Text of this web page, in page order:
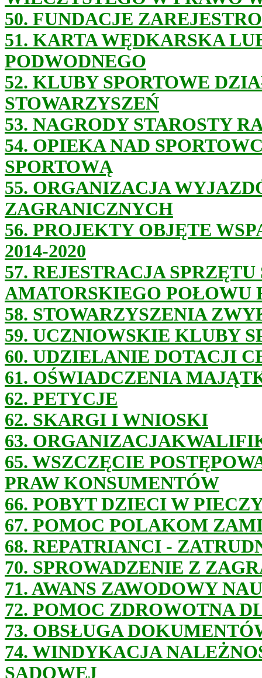
50. FUNDACJE
51. KARTA WĘDKARSKA
PODWODNEGO
52. KLUBY SPORTOWE
STOWARZYSZEŃ
53. NAGRODY STAROSTY
54. OPIEKA NAD
SPORTOWĄ
55. ORGANIZACJA
ZAGRANICZNYCH
56. PROJEKTY OBJĘTE
2014-2020
57. REJESTRACJA
AMATORSKIEGO POŁOWU
58. STOWARZYSZENIA
59. UCZNIOWSKIE KLUBY
60. UDZIELANIE DOTACJI
61. OŚWIADCZENIA
62. PETYCJE
62. SKARGI I WNIOSKI
63.
65. WSZCZĘCIE
PRAW KONSUMENTÓW
66. POBYT DZIECI W
67. POMOC POLAKOM
68. REPATRIANCI -
70. SPROWADZENIE Z
71. AWANS ZAWODOWY
72. POMOC ZDROWOTNA
73. OBSŁUGA
74. WINDYKACJA
SĄDOWEJ